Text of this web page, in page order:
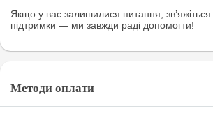
Якщо у вас залишилися питання,
підтримки — ми завжди раді допомогти!
Методи оплати